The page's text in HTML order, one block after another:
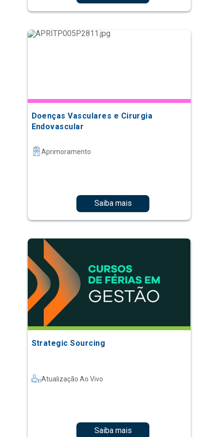
Doenças Vasculares e Cirurgia
Endovascular
Aprimoramento
Saiba mais
Strategic Sourcing
Atualização Ao Vivo
Saiba mais